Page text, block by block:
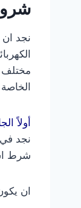
نجد ان
مختلف
أولاً
نجد
شرط
ان